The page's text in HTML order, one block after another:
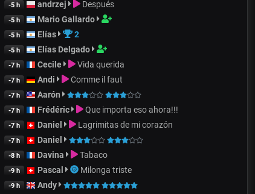
-5 h andrzej Después
-5 h Mario Gallardo
-5 h Elías 2
-5 h Elías Delgado
-7 h Cecile Vida querida
-7 h Andi Comme il faut
-7 h Aarón
-7 h Frédéric Que importa eso ahora!!!
-7 h Daniel Lagrimitas de mi corazón
-7 h Daniel
-8 h Davina Tabaco
-9 h Pascal Milonga triste
-9 h Andy